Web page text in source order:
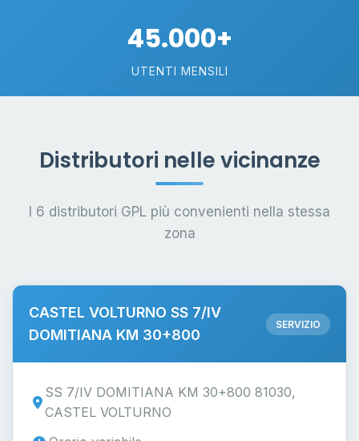
45.000+
UTENTI MENSILI
Distributori nelle vicinanze
I 6 distributori GPL più convenienti nella stessa
zona
CASTEL VOLTURNO SS 7/IV
DOMITIANA KM 30+800
SERVIZIO
SS 7/IV DOMITIANA KM 30+800 81030,
CASTEL VOLTURNO